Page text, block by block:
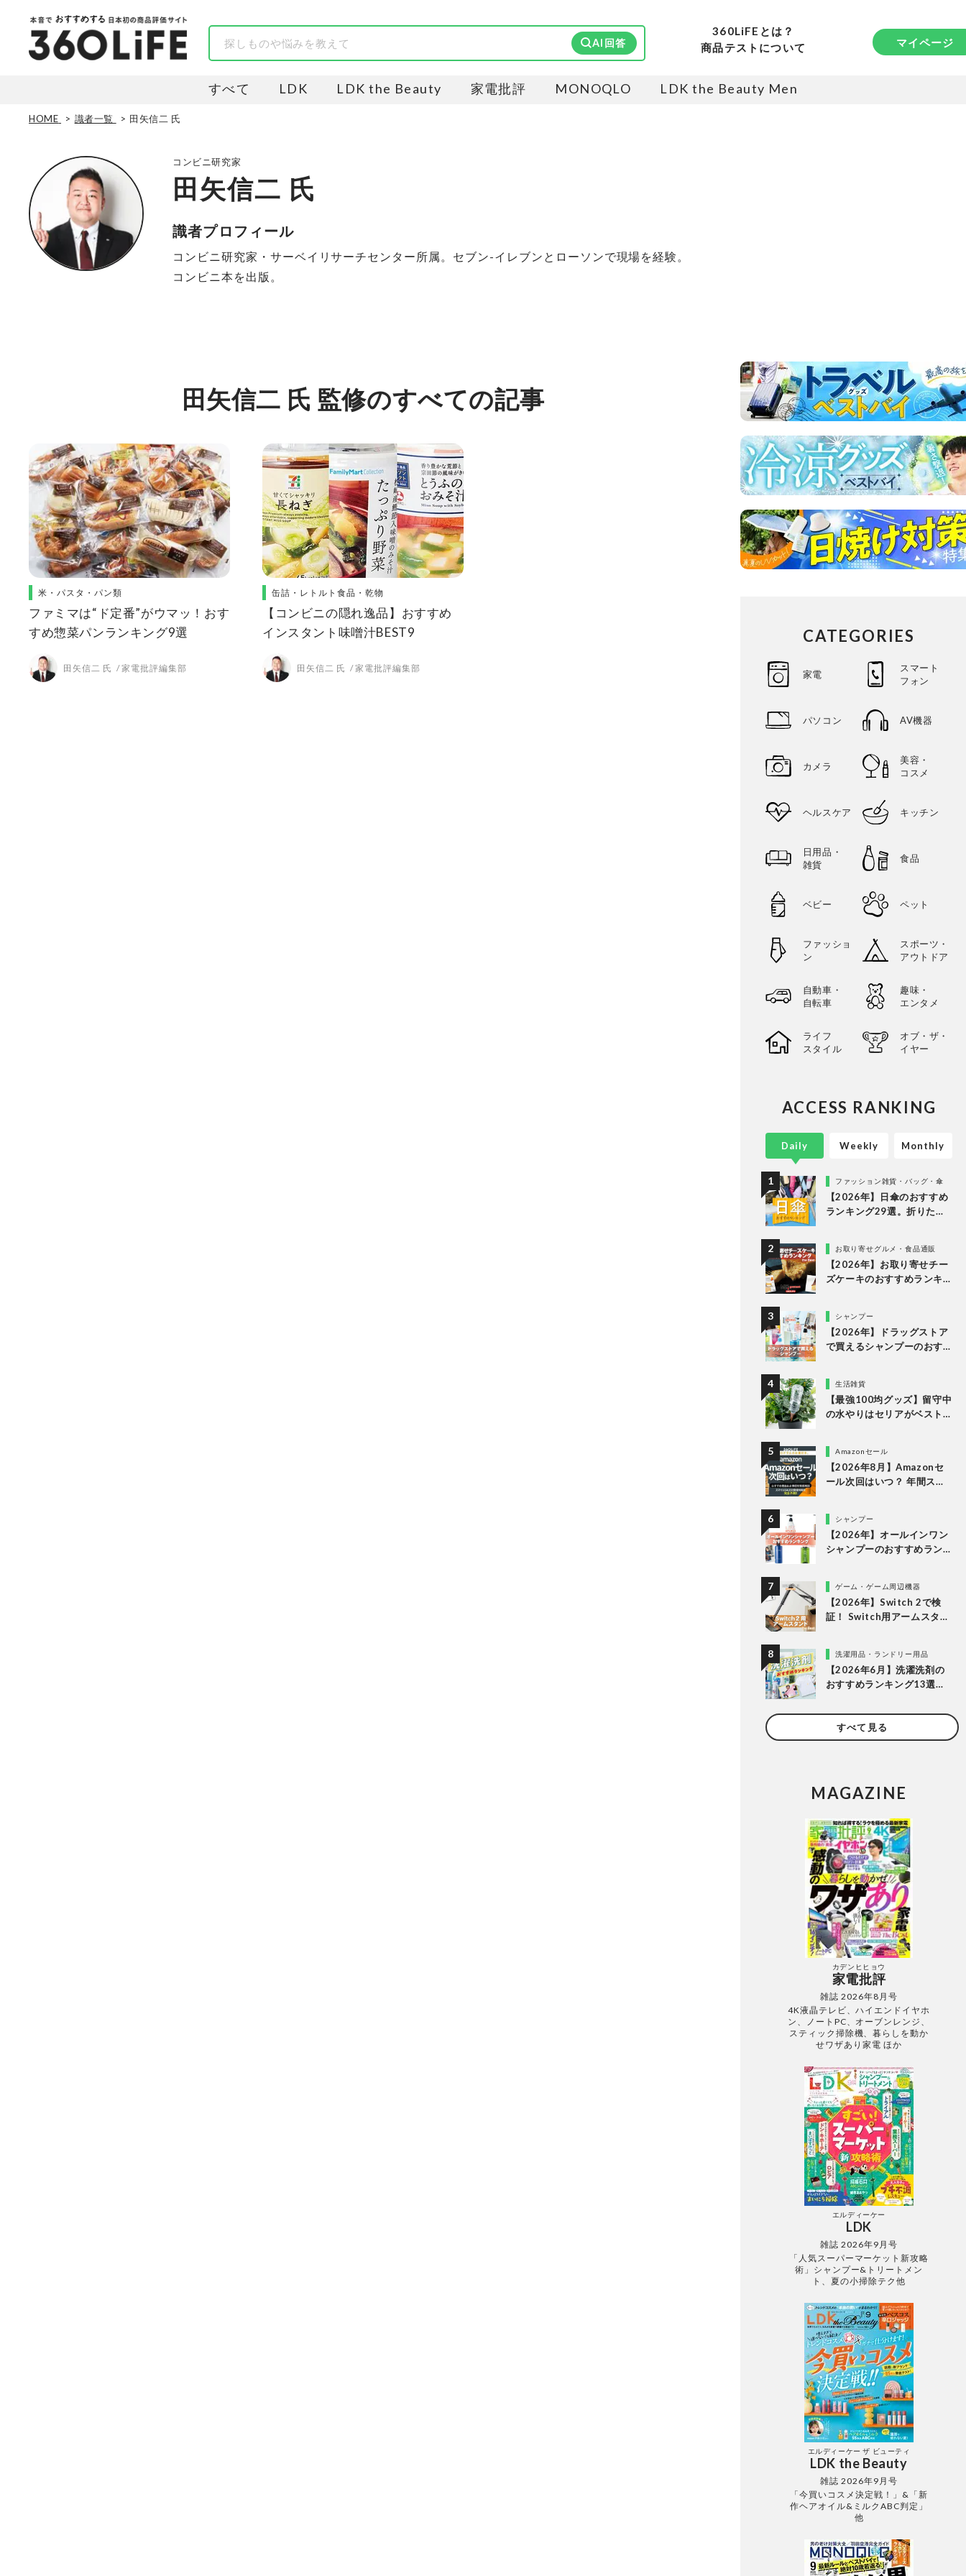
AI回答
360LiFEとは？
商品テストについて
マイページ
すべて LDK LDK the Beauty 家電批評 MONOQLO LDK the Beauty Men
HOME 識者一覧 田矢信二 氏
コンビニ研究家
田矢信二 氏
識者プロフィール
コンビニ研究家・サーベイリサーチセンター所属。セブン-イレブンとローソンで現場を経験。
コンビニ本を出版。
田矢信二 氏 監修のすべての記事
米・パスタ・パン類
ファミマは“ド定番”がウマッ！おす
すめ惣菜パンランキング9選
田矢信二 氏 家電批評編集部
缶詰・レトルト食品・乾物
【コンビニの隠れ逸品】おすすめ
インスタント味噌汁BEST9
田矢信二 氏 家電批評編集部
CATEGORIES
家電
スマート
フォン
パソコン AV機器
カメラ
美容・
コスメ
ヘルスケア キッチン
日用品・
雑貨
食品
ベビー ペット
ファッショ
ン
スポーツ・
アウトドア
自動車・
自転車
趣味・
エンタメ
ライフ
スタイル
オブ・ザ・
イヤー
ACCESS RANKING
Daily
ファッション雑貨・バッグ・傘
【2026年】日傘のおすすめ
ランキング29選。折りたた
お取り寄せグルメ・食品通販
【2026年】お取り寄せチー
ズケーキのおすすめランキ
シャンプー
【2026年】ドラッグストア
で買えるシャンプーのおす
比較生活雑貨
【最強100均グッズ】留守中
の水やりはセリアがベスト
Amazonセール
【2026年8月】Amazonセ
ール次回はいつ？ 年間スケ
シャンプー
【2026年】オールインワン
シャンプーのおすすめラン
をプロと比較
ゲーム・ゲーム周辺機器
【2026年】Switch 2で検
証！ Switch用アームスタン
洗濯用品・ランドリー用品
【2026年6月】洗濯洗剤の
おすすめランキング13選。
ル・粉末の人気商品を比較
検証
すべて見る
Weekly Monthly
MAGAZINE
カデンヒヒョウ
家電批評
雑誌 2026年8月号
4K液晶テレビ、ハイエンドイヤホ
ン、ノートPC、オーブンレンジ、
スティック掃除機、暮らしを動か
せワザあり家電 ほか
エルディーケー
LDK
雑誌 2026年9月号
「人気スーパーマーケット新攻略
術」シャンプー&トリートメン
ト、夏の小掃除テク他
エルディーケー ザ ビューティ
LDK the Beauty
雑誌 2026年9月号
「今買いコスメ決定戦！」&「新
作ヘアオイル&ミルクABC判定」
他